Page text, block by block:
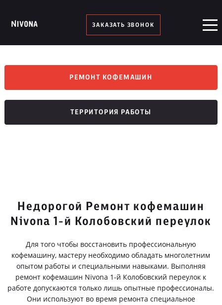
ЗАКАЗАТЬ ЗВОНОК
РЕМОНТ КОФЕМАШИН
ТЕРРИТОРИЯ РАБОТЫ
Недорогой Ремонт кофемашин
Nivona 1-й Колобовский переулок
Для того чтобы восстановить профессиональную
кофемашину, мастеру необходимо обладать многолетним
опытом работы и специальными навыками. Выполняя
ремонт кофемашин Nivona 1-й Колобовский переулок к
работе допускаются только лишь опытные профессионалы.
Они используют во время ремонта специальное